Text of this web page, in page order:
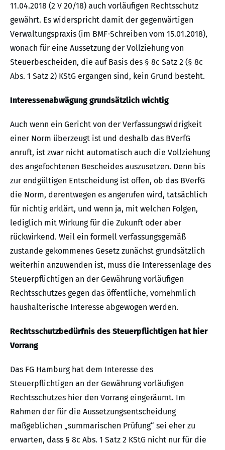
11.04.2018 (2 V 20/18) auch vorläufigen Rechtsschutz
gewährt. Es widerspricht damit der gegenwärtigen
Verwaltungspraxis (im BMF-Schreiben vom 15.01.2018),
wonach für eine Aussetzung der Vollziehung von
Steuerbescheiden, die auf Basis des § 8c Satz 2 (§ 8c
Abs. 1 Satz 2) KStG ergangen sind, kein Grund besteht.
Interessenabwägung grundsätzlich wichtig
Auch wenn ein Gericht von der Verfassungswidrigkeit
einer Norm überzeugt ist und deshalb das BVerfG
anruft, ist zwar nicht automatisch auch die Vollziehung
des angefochtenen Bescheides auszusetzen. Denn bis
zur endgültigen Entscheidung ist offen, ob das BVerfG
die Norm, derentwegen es angerufen wird, tatsächlich
für nichtig erklärt, und wenn ja, mit welchen Folgen,
lediglich mit Wirkung für die Zukunft oder aber
rückwirkend. Weil ein formell verfassungsgemäß
zustande gekommenes Gesetz zunächst grundsätzlich
weiterhin anzuwenden ist, muss die Interessenlage des
Steuerpflichtigen an der Gewährung vorläufigen
Rechtsschutzes gegen das öffentliche, vornehmlich
haushalterische Interesse abgewogen werden.
Rechtsschutzbedürfnis des Steuerpflichtigen hat hier
Vorrang
Das FG Hamburg hat dem Interesse des
Steuerpflichtigen an der Gewährung vorläufigen
Rechtsschutzes hier den Vorrang eingeräumt. Im
Rahmen der für die Aussetzungsentscheidung
maßgeblichen „summarischen Prüfung“ sei eher zu
erwarten, dass § 8c Abs. 1 Satz 2 KStG nicht nur für die